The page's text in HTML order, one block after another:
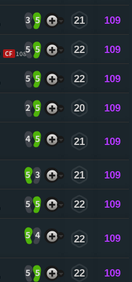
3 5 21 109
CF 1085 5 22 109
5 5 22 109
2 5 20 109
4 5 21 109
5 3 21 109
5 5 22 109
5 4 22 109
5 5 22 109